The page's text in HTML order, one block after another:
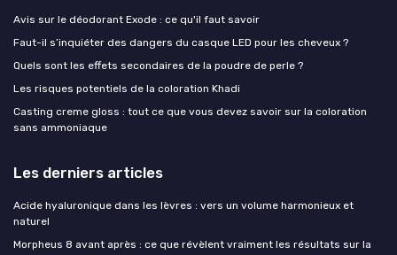
Avis sur le déodorant Exode : ce qu'il faut savoir
Faut-il s’inquiéter des dangers du casque LED pour les cheveux ?
Quels sont les effets secondaires de la poudre de perle ?
Les risques potentiels de la coloration Khadi
Casting creme gloss : tout ce que vous devez savoir sur la coloration
sans ammoniaque
Les derniers articles
Acide hyaluronique dans les lèvres : vers un volume harmonieux et
naturel
Morpheus 8 avant après : ce que révèlent vraiment les résultats sur la